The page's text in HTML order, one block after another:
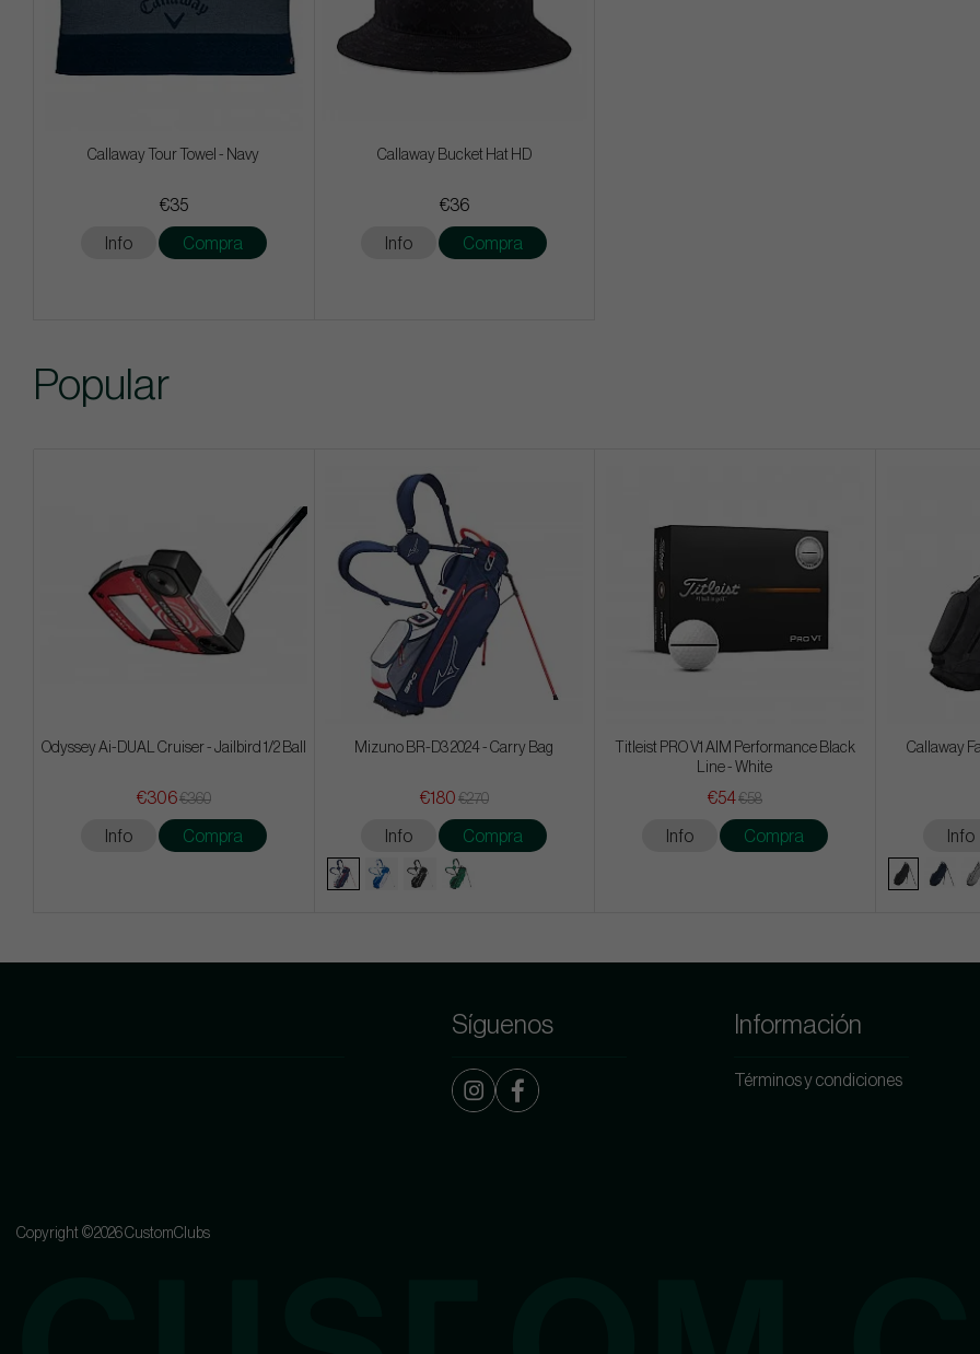
Callaway Tour Towel - Navy
€35
Info Compra
Callaway Bucket Hat HD
€36
Info Compra
Popular
Odyssey Ai-DUAL Cruiser - Jailbird 1/2 Ball
€306€360
Info Compra
Mizuno BR-D3 2024 - Carry Bag
€180 €270
Info Compra
Titleist PRO V1 AIM Performance Black
Line - White
€54€58
Info Compra
Callaway
Info
Síguenos Información
Términos y condiciones
Copyright ©2026 CustomClubs